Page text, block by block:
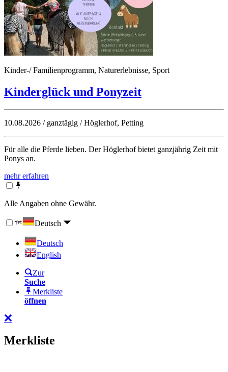
Kinder-/ Familienprogramm, Naturerlebnisse, Sport
Kinderglück und Ponyzeit
10.08.2026 / ganztägig / Höglerhof, Petting
Für alle die Pferde lieben. Der Höglerhof bietet ganzjährig Zeit mit
Ponys an.
mehr erfahren
Alle Angaben ohne Gewähr.
Deutsch
Deutsch
English
Zur
Suche
Merkliste
öffnen
Merkliste